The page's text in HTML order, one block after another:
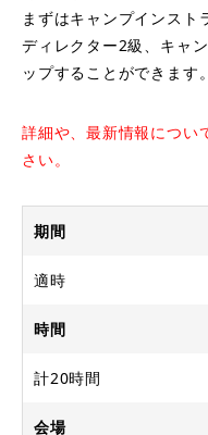
まずはキャンプインスト
ディレクター2級、キャ
ップすることができます。
詳細や、最新情報につい
さい。
期間
適時
時間
計20時間
会場